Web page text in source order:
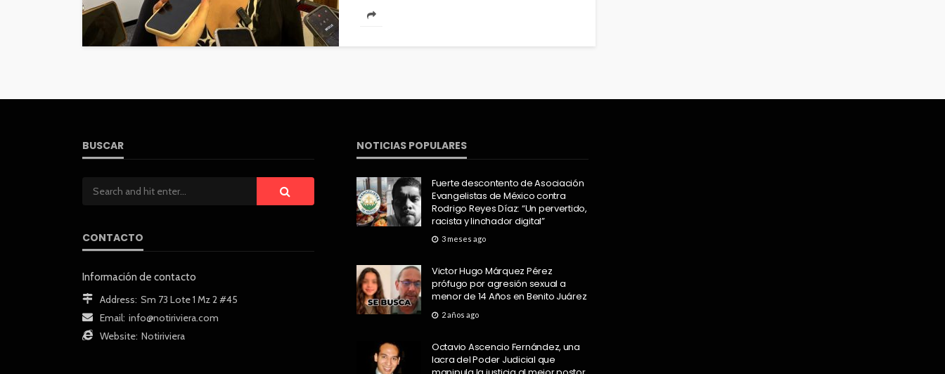
BUSCAR
CONTACTO
Información de contacto
Address: Sm 73 Lote 1 Mz 2 #45
Email: info@notiriviera.com
Website: Notiriviera
NOTICIAS POPULARES
Fuerte descontento de Asociación
Evangelistas de México contra
Rodrigo Reyes Díaz: “Un pervertido,
racista y linchador digital”
3 meses ago
Victor Hugo Márquez Pérez
prófugo por agresión sexual a
menor de 14 Años en Benito Juárez
2 años ago
Octavio Ascencio Fernández, una
lacra del Poder Judicial que